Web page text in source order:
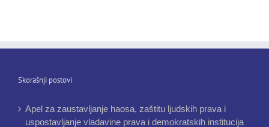
Skorašnji postovi
Apel za zaustavljanje haosa, zaštitu ljudskih prava i
uspostavljanje vladavine prava i demokratskih institucija